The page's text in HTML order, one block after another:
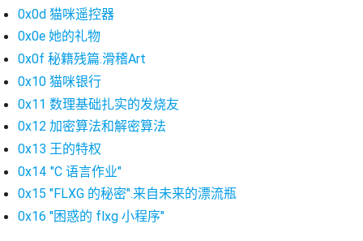
0x0d 猫咪遥控器
0x0e 她的礼物
0x0f 秘籍残篇.滑稽Art
0x10 猫咪银行
0x11 数理基础扎实的发烧友
0x12 加密算法和解密算法
0x13 王的特权
0x14 "C 语言作业"
0x15 "FLXG 的秘密".来自未来的漂流瓶
0x16 "困惑的 flxg 小程序"